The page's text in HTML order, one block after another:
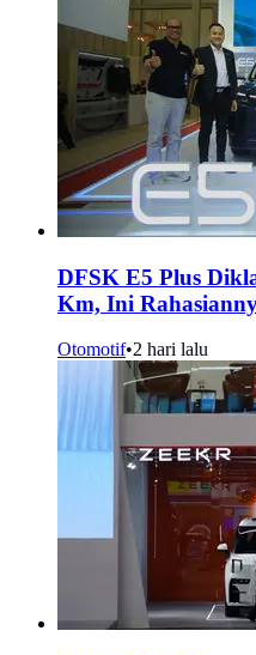
DFSK E5 Plus
Km, Ini
Otomotif•2 hari lalu